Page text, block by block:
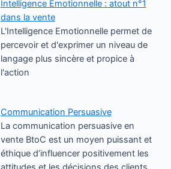
Intelligence Émotionnelle : atout n°1
dans la vente
L'Intelligence Emotionnelle permet de
percevoir et d'exprimer un niveau de
langage plus sincère et propice à
l'action
Communication Persuasive
La communication persuasive en
vente BtoC est un moyen puissant et
éthique d’influencer positivement les